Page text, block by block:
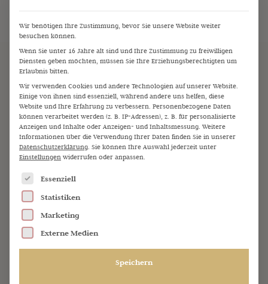
Wir benötigen Ihre Zustimmung, bevor Sie unsere Website weiter
besuchen können.
Wenn Sie unter 16 Jahre alt sind und Ihre Zustimmung zu freiwilligen
Diensten geben möchten, müssen Sie Ihre Erziehungsberechtigten um
Erlaubnis bitten.
Wir verwenden Cookies und andere Technologien auf unserer Website.
Einige von ihnen sind essenziell, während andere uns helfen, diese
Website und Ihre Erfahrung zu verbessern. Personenbezogene Daten
können verarbeitet werden (z. B. IP-Adressen), z. B. für personalisierte
Anzeigen und Inhalte oder Anzeigen- und Inhaltsmessung. Weitere
Informationen über die Verwendung Ihrer Daten finden Sie in unserer
Datenschutzerklärung Sie können Ihre Auswahl jederzeit unter
Einstellungen widerrufen oder anpassen.
Es folgt eine Liste der Service-Gruppen, für die eine
Essenziell
Statistiken
Marketing
Externe Medien
Speichern